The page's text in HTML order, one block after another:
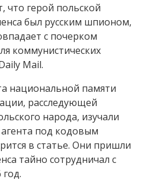
что герой польской
был русским шпионом,
с почерком
коммунистических
Mail.
национальной памяти
расследующей
народа, изучали
под кодовым
в статье. Они пришли
тайно сотрудничал с